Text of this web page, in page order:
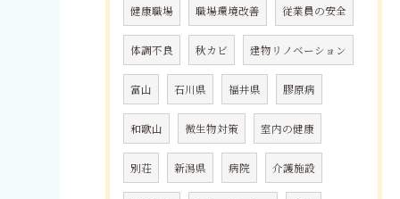
健康職場 職場環境改善 従業員の安全
体調不良 秋カビ 建物リノベーション
富山 石川県 福井県 膠原病
和歌山 微生物対策 室内の健康
別荘 新潟県 病院 介護施設